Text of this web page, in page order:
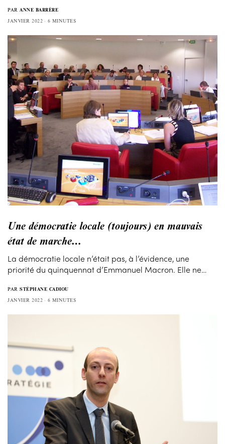
PAR ANNE BARRÈRE
JANVIER 2022
6 MINUTES
Une démocratie locale (toujours) en mauvais
état de marche…
La démocratie locale n’était pas, à l’évidence, une
priorité du quinquennat d’Emmanuel Macron. Elle ne…
PAR STÉPHANE CADIOU
JANVIER 2022
6 MINUTES